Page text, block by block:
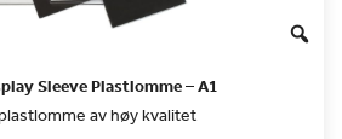
Sleeve Plastlomme – A1
av høy kvalitet